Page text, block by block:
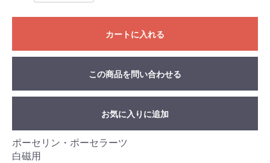
カートに入れる
この商品を問い合わせる
お気に入りに追加
ポーセリン・ポーセラーツ
白磁用